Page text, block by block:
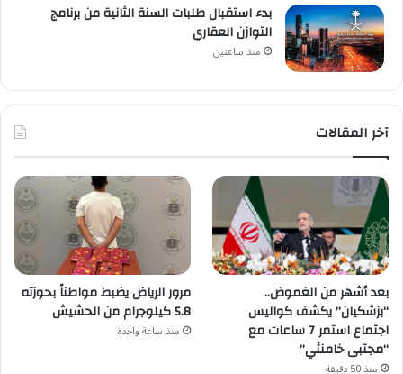
بدء استقبال طلبات السنة الثانية من برنامج
التوازن العقاري
منذ ساعتين
آخر المقالات
بعد أشهر من الغموض..
“بزشكيان” يكشف كواليس
اجتماع استمر 7 ساعات مع
“مجتبى خامنئي”
منذ 50 دقيقة
مرور الرياض يضبط مواطناً بحوزته
5.8 كيلوجرام من الحشيش
منذ ساعة واحدة